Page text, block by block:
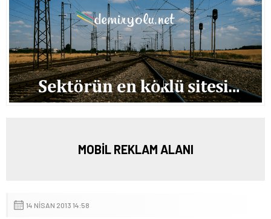
MOBİL REKLAM ALANI
14 NISAN 2013 14:58